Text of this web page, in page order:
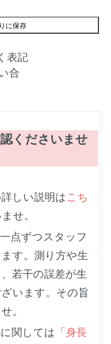
に保存
表記
合
くださいませ
しい説明は こち
せ。
点ずつスタッフ
す。測り方や生
若干の誤差が生
います。その旨
。
関しては
「身長